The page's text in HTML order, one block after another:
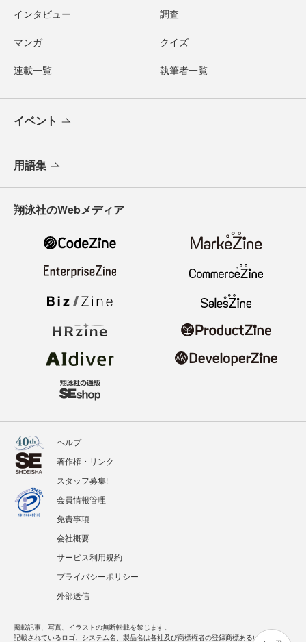
インタビュー 調査
マンガ クイズ
連載一覧 執筆者一覧
イベント
用語集
翔泳社のWebメディア
ヘルプ
著作権・リンク
スタッフ募集!
会員情報管理
免責事項
会社概要
サービス利用規約
プライバシーポリシー
外部送信
掲載記事、写真、イラストの無断転載を禁じます。
記載されているロゴ、システム名、製品名は各社及び商標権者の登録商標あるいは商標で